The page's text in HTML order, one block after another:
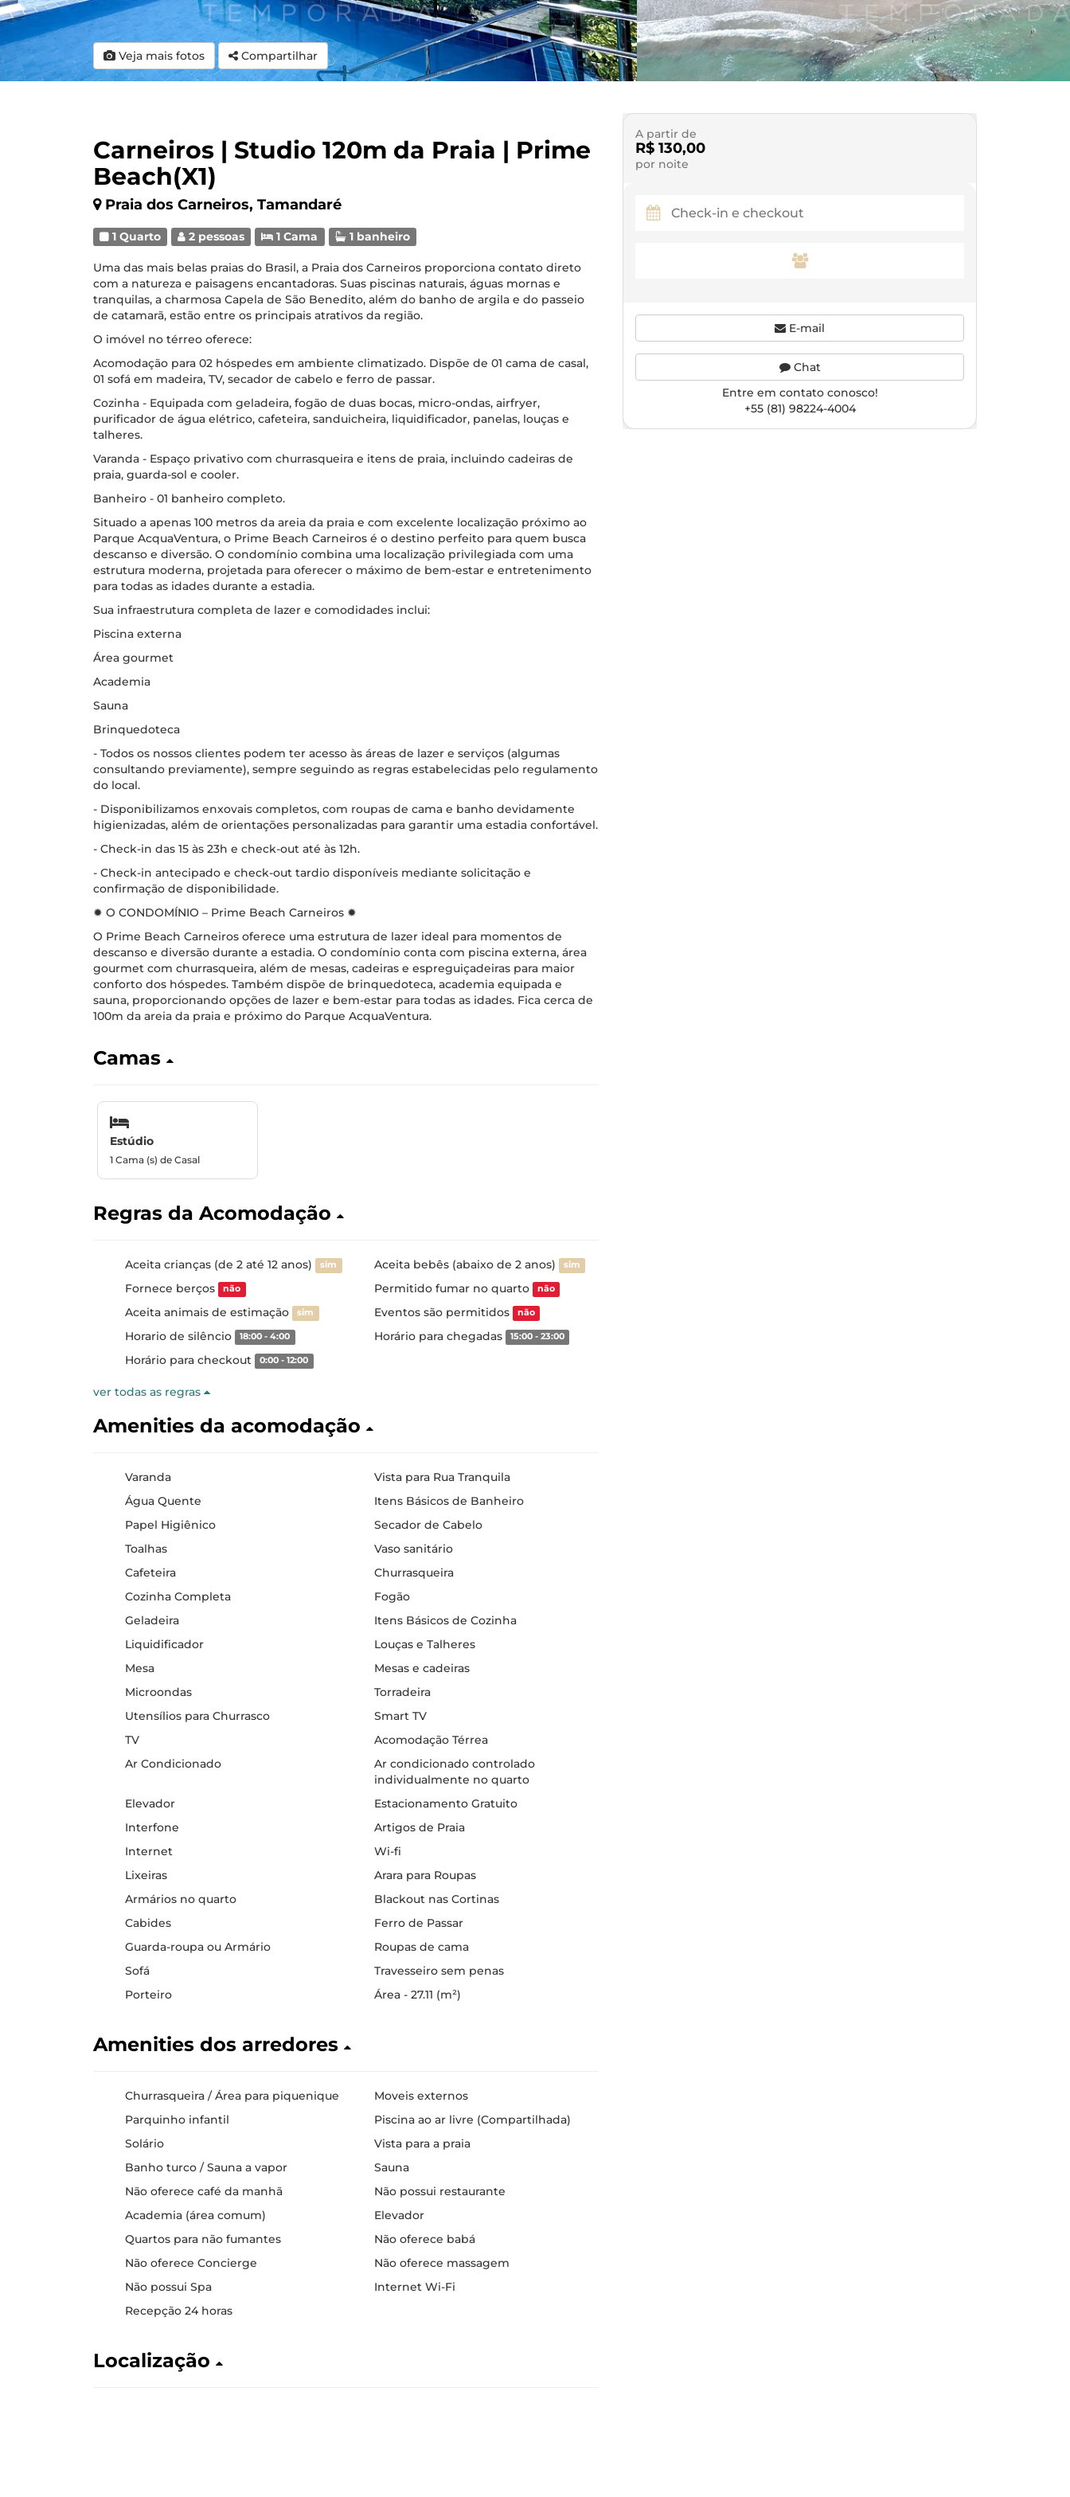
Veja mais fotos Compartilhar
Carneiros | Studio 120m da Praia | Prime
Beach(X1)
Praia dos Carneiros, Tamandaré
1 Quarto 2 pessoas 1 Cama 1 banheiro
Uma das mais belas praias do Brasil, a Praia dos Carneiros proporciona contato direto
com a natureza e paisagens encantadoras. Suas piscinas naturais, águas mornas e
tranquilas, a charmosa Capela de São Benedito, além do banho de argila e do passeio
de catamarã, estão entre os principais atrativos da região.
O imóvel no térreo oferece:
Acomodação para 02 hóspedes em ambiente climatizado. Dispõe de 01 cama de casal,
01 sofá em madeira, TV, secador de cabelo e ferro de passar.
Cozinha - Equipada com geladeira, fogão de duas bocas, micro-ondas, airfryer,
purificador de água elétrico, cafeteira, sanduicheira, liquidificador, panelas, louças e
talheres.
Varanda - Espaço privativo com churrasqueira e itens de praia, incluindo cadeiras de
praia, guarda-sol e cooler.
Banheiro - 01 banheiro completo.
Situado a apenas 100 metros da areia da praia e com excelente localização próximo ao
Parque AcquaVentura, o Prime Beach Carneiros é o destino perfeito para quem busca
descanso e diversão. O condomínio combina uma localização privilegiada com uma
estrutura moderna, projetada para oferecer o máximo de bem-estar e entretenimento
para todas as idades durante a estadia.
Sua infraestrutura completa de lazer e comodidades inclui:
Piscina externa
Área gourmet
Academia
Sauna
Brinquedoteca
- Todos os nossos clientes podem ter acesso às áreas de lazer e serviços (algumas
consultando previamente), sempre seguindo as regras estabelecidas pelo regulamento
do local.
- Disponibilizamos enxovais completos, com roupas de cama e banho devidamente
higienizadas, além de orientações personalizadas para garantir uma estadia confortável.
- Check-in das 15 às 23h e check-out até às 12h.
- Check-in antecipado e check-out tardio disponíveis mediante solicitação e
confirmação de disponibilidade.
✹ O CONDOMÍNIO – Prime Beach Carneiros ✹
O Prime Beach Carneiros oferece uma estrutura de lazer ideal para momentos de
descanso e diversão durante a estadia. O condomínio conta com piscina externa, área
gourmet com churrasqueira, além de mesas, cadeiras e espreguiçadeiras para maior
conforto dos hóspedes. Também dispõe de brinquedoteca, academia equipada e
sauna, proporcionando opções de lazer e bem-estar para todas as idades. Fica cerca de
100m da areia da praia e próximo do Parque AcquaVentura.
Camas
Estúdio
1 Cama (s) de Casal
Regras da Acomodação
Aceita crianças (de 2 até 12 anos) sim Aceita bebês (abaixo de 2 anos) sim
Fornece berços não Permitido fumar no quarto não
Aceita animais de estimação sim Eventos são permitidos não
Horario de silêncio 18:00 - 4:00 Horário para chegadas 15:00 - 23:00
Horário para checkout 0:00 - 12:00
ver todas as regras
Amenities da acomodação
Varanda
Vista para Rua Tranquila
Água Quente
Itens Básicos de Banheiro
Papel Higiênico
Secador de Cabelo
Toalhas
Vaso sanitário
Cafeteira
Churrasqueira
Cozinha Completa
Fogão
Geladeira
Itens Básicos de Cozinha
Liquidificador
Louças e Talheres
Mesa
Mesas e cadeiras
Microondas
Torradeira
Utensílios para Churrasco
Smart TV
TV
Acomodação Térrea
Ar Condicionado
Ar condicionado controlado
individualmente no quarto
Elevador
Estacionamento Gratuito
Interfone
Artigos de Praia
Internet
Wi-fi
Lixeiras
Arara para Roupas
Armários no quarto
Blackout nas Cortinas
Cabides
Ferro de Passar
Guarda-roupa ou Armário
Roupas de cama
Sofá
Travesseiro sem penas
Porteiro
Área - 27.11 (m²)
Amenities dos arredores
Churrasqueira / Área para piquenique
Moveis externos
Parquinho infantil
Piscina ao ar livre (Compartilhada)
Solário
Vista para a praia
Banho turco / Sauna a vapor
Sauna
Não oferece café da manhã
Não possui restaurante
Academia (área comum)
Elevador
Quartos para não fumantes
Não oferece babá
Não oferece Concierge
Não oferece massagem
Não possui Spa
Internet Wi-Fi
Recepção 24 horas
Localização
A partir de
R$ 130,00
por noite
E-mail
Chat
Entre em contato conosco!
+55 (81) 98224-4004